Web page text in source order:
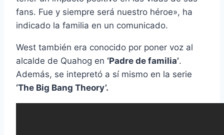
fans. Fue y siempre será nuestro héroe», ha
indicado la familia en un comunicado.
West también era conocido por poner voz al
alcalde de Quahog en ‘Padre de familia’.
Además, se intepretó a sí mismo en la serie
‘The Big Bang Theory’.